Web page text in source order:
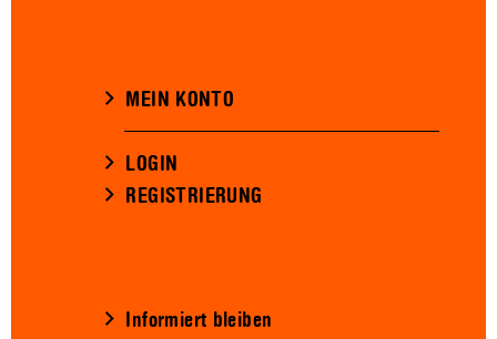
MEIN KONTO
LOGIN
REGISTRIERUNG
Informiert bleiben